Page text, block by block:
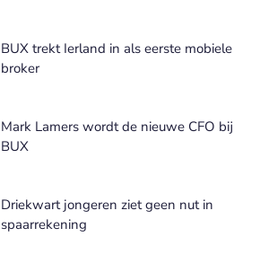
BUX trekt Ierland in als eerste mobiele
broker
Mark Lamers wordt de nieuwe CFO bij
BUX
Driekwart jongeren ziet geen nut in
spaarrekening